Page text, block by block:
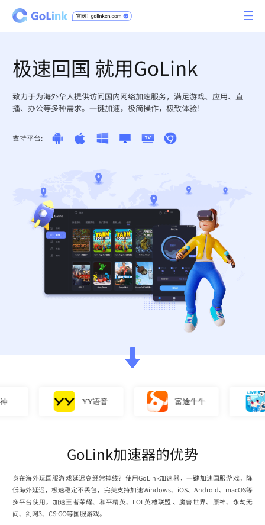
极速回国 就用GoLink
致力于为海外华人提供访问国内网络加速服务，满足游戏、应用、直
播、办公等多种需求。一键加速，极简操作，极致体验！
支持平台:
YY语音 富途牛牛 直
GoLink加速器的优势
身在海外玩国服游戏延迟高经常掉线？使用GoLink加速器，一键加速国服游戏，降
低海外延迟，极速稳定不丢包，完美支持加速Windows、iOS、Android、macOS等
多平台使用，加速王者荣耀、和平精英、LOL英雄联盟 、魔兽世界、原神、永劫无
间、剑网3、CS:GO等国服游戏。